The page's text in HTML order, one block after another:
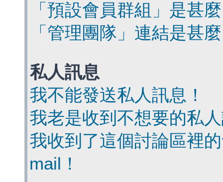
「預設會員群組」是甚
「管理團隊」連結是甚
私人訊息
我不能發送私人訊息！
我老是收到不想要的私
我收到了這個討論區裡
mail！